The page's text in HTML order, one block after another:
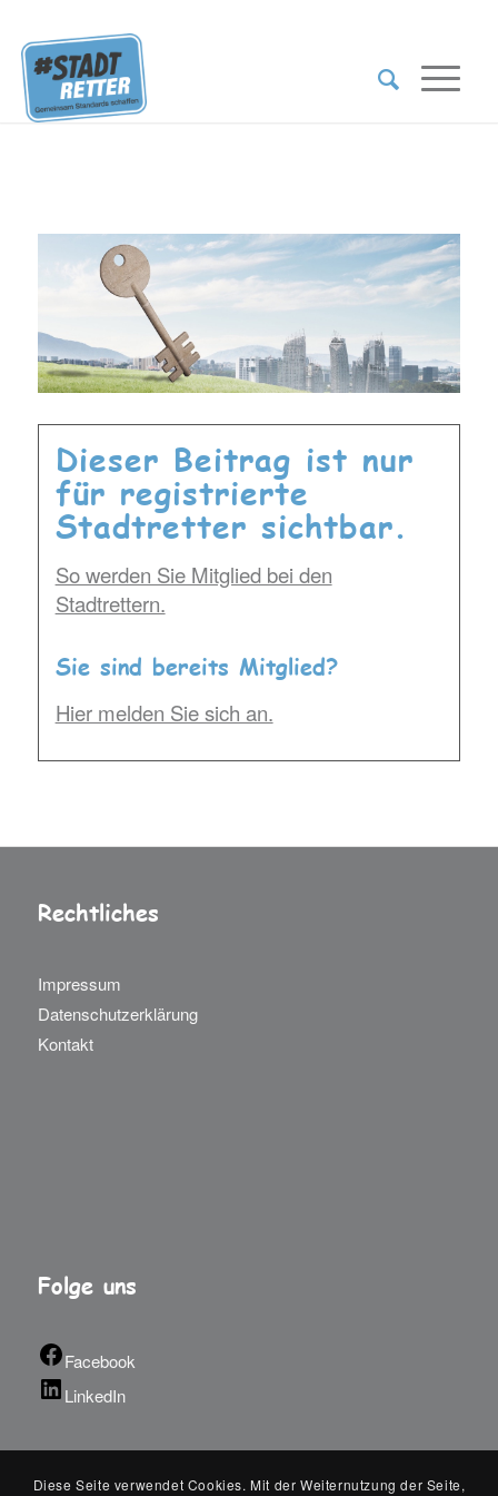
Dieser Beitrag ist nur
für registrierte
Stadtretter sichtbar.
So werden Sie Mitglied bei den
Stadtrettern.
Sie sind bereits Mitglied?
Hier melden Sie sich an.
Rechtliches
Impressum
Datenschutzerklärung
Kontakt
Folge uns
Facebook
LinkedIn
Diese Seite verwendet Cookies. Mit der Weiternutzung der Seite,